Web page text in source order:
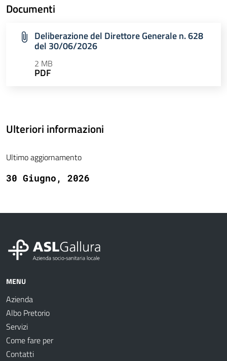
Documenti
Deliberazione del Direttore Generale n. 628
del 30/06/2026
2 MB
PDF
Ulteriori informazioni
Ultimo aggiornamento
30 Giugno, 2026
MENU
Azienda
Albo Pretorio
Servizi
Come fare per
Contatti